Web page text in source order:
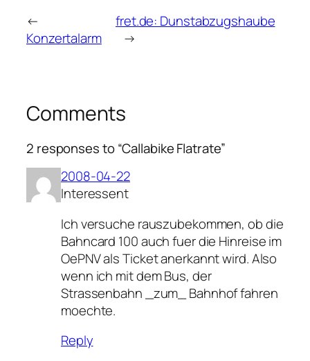
←
Konzertalarm
fret.de: Dunstabzugshaube
→
Comments
2 responses to “Callabike Flatrate”
2008-04-22
Interessent
Ich versuche rauszubekommen, ob die
Bahncard 100 auch fuer die Hinreise im
OePNV als Ticket anerkannt wird. Also
wenn ich mit dem Bus, der
Strassenbahn _zum_ Bahnhof fahren
moechte.
Reply